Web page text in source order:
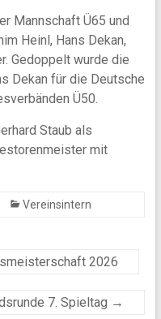
Mannschaft Ü65 und
Heinl, Hans Dekan,
Gedoppelt wurde die
Dekan für die Deutsche
Ü50.
Staub als
mit
Vereinsintern
2026
7. Spieltag →